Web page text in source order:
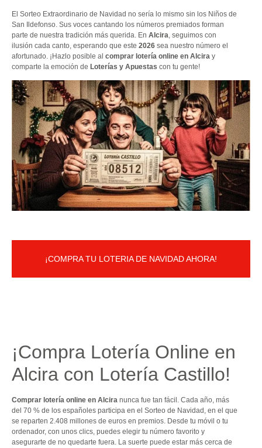
El Sorteo Extraordinario de Navidad no sería lo mismo sin los Niños de
San Ildefonso. Sus voces cantando los números premiados forman
parte de nuestra tradición más querida. En Alcira, seguimos con
ilusión cada canto, esperando que este 2026 sea nuestro número el
afortunado. ¡Hazlo posible al comprar lotería online en Alcira y
comparte la emoción de Loterías y Apuestas con tu gente!
¡COMPRA TU LOTERIA DE NAVIDAD AHORA!
¡Compra Lotería Online en
Alcira con Lotería Castillo!
Comprar lotería online en Alcira nunca fue tan fácil. Cada año, más
del 70 % de los españoles participa en el Sorteo de Navidad, en el que
se reparten 2.408 millones de euros en premios. Desde tu móvil o tu
ordenador, con unos clics, puedes elegir tu número favorito y
asegurarte de no quedarte fuera. La suerte puede estar más cerca de